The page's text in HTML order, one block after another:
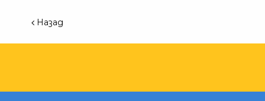
Назад